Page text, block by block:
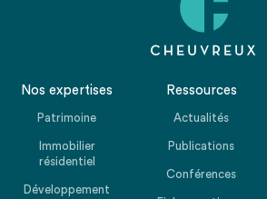
Nos expertises
Patrimoine
Immobilier
résidentiel
Développement
Ressources
Actualités
Publications
Conférences